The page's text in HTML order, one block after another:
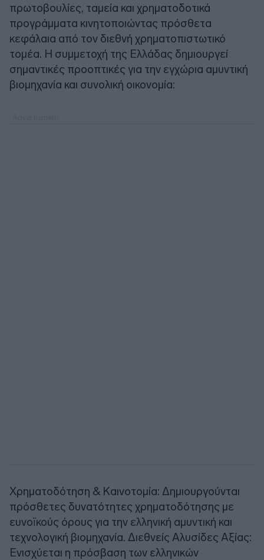
πρωτοβουλίες, ταμεία και χρηματοδοτικά
προγράμματα κινητοποιώντας πρόσθετα
κεφάλαια από τον διεθνή χρηματοπιστωτικό
τομέα. Η συμμετοχή της Ελλάδας δημιουργεί
σημαντικές προοπτικές για την εγχώρια αμυντική
βιομηχανία και συνολική οικονομία:
Χρηματοδότηση & Καινοτομία: Δημιουργούνται
πρόσθετες δυνατότητες χρηματοδότησης με
ευνοϊκούς όρους για την ελληνική αμυντική και
τεχνολογική βιομηχανία. Διεθνείς Αλυσίδες Αξίας:
Ενισχύεται η πρόσβαση των ελληνικών